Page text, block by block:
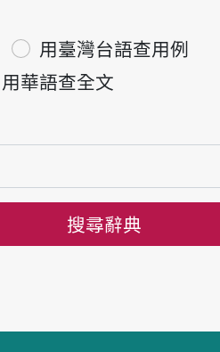
用臺灣台語查用例
用華語查全文
搜尋辭典